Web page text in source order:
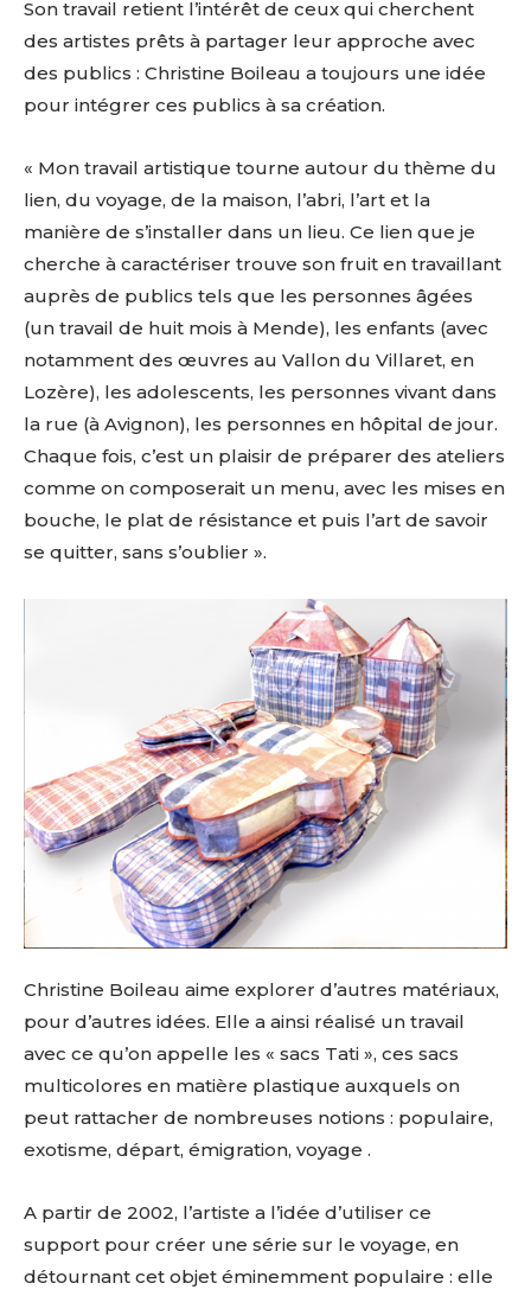
Son travail retient l’intérêt de ceux qui cherchent
des artistes prêts à partager leur approche avec
des publics : Christine Boileau a toujours une idée
pour intégrer ces publics à sa création.
« Mon travail artistique tourne autour du thème du
lien, du voyage, de la maison, l’abri, l’art et la
manière de s’installer dans un lieu. Ce lien que je
cherche à caractériser trouve son fruit en travaillant
auprès de publics tels que les personnes âgées
(un travail de huit mois à Mende), les enfants (avec
notamment des œuvres au Vallon du Villaret, en
Lozère), les adolescents, les personnes vivant dans
la rue (à Avignon), les personnes en hôpital de jour.
Chaque fois, c’est un plaisir de préparer des ateliers
comme on composerait un menu, avec les mises en
bouche, le plat de résistance et puis l’art de savoir
se quitter, sans s’oublier ».
Christine Boileau aime explorer d’autres matériaux,
pour d’autres idées. Elle a ainsi réalisé un travail
avec ce qu’on appelle les « sacs Tati », ces sacs
multicolores en matière plastique auxquels on
peut rattacher de nombreuses notions : populaire,
exotisme, départ, émigration, voyage .
A partir de 2002, l’artiste a l’idée d’utiliser ce
support pour créer une série sur le voyage, en
détournant cet objet éminemment populaire : elle